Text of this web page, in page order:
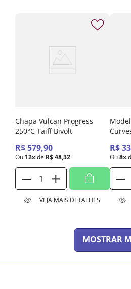
Chapa Vulcan Progress
250°C Taiff Bivolt
R$579,90
Ou 12xde R$48,32
VEJA MAIS DETALHES
R$
Ou 8x
MOSTRAR